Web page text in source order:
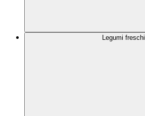
Legumi freschi